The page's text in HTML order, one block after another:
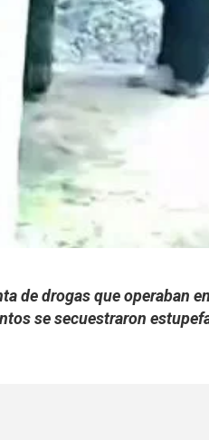
de drogas que operaban
se secuestraron